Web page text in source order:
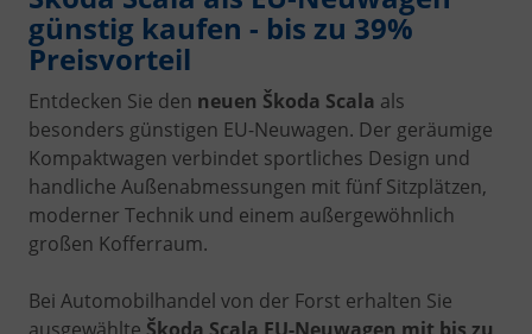
günstig kaufen - bis zu 39%
Preisvorteil
Entdecken Sie den neuen Škoda Scala als
besonders günstigen EU-Neuwagen. Der geräumige
Kompaktwagen verbindet sportliches Design und
handliche Außenabmessungen mit fünf Sitzplätzen,
moderner Technik und einem außergewöhnlich
großen Kofferraum.
Bei Automobilhandel von der Forst erhalten Sie
ausgewählte Škoda Scala EU-Neuwagen mit bis zu